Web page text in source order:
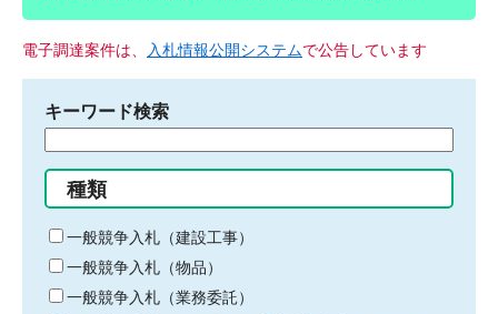
電子調達案件は、 入札情報公開システムで公告しています
キーワード検索
る
キ
ー
ワ
ー
種類
一般競争入札（建設工事）
一般競争入札（物品）
一般競争入札（業務委託）